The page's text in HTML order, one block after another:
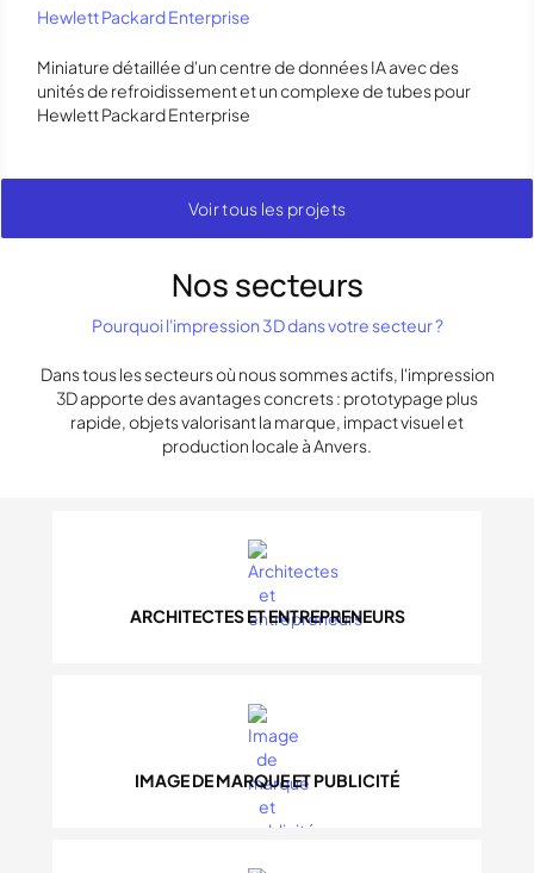
Hewlett Packard Enterprise
Miniature détaillée d'un centre de données IA avec des
unités de refroidissement et un complexe de tubes pour
Hewlett Packard Enterprise
Voir tous les projets
Nos secteurs
Pourquoi l'impression 3D dans votre secteur ?
Dans tous les secteurs où nous sommes actifs, l'impression
3D apporte des avantages concrets : prototypage plus
rapide, objets valorisant la marque, impact visuel et
production locale à Anvers.
ARCHITECTES ET ENTREPRENEURS
IMAGE DE MARQUE ET PUBLICITÉ